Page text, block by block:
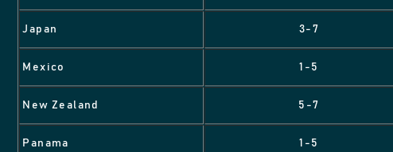
Japan 3-7
Mexico 1-5
New Zealand 5-7
Panama 1-5